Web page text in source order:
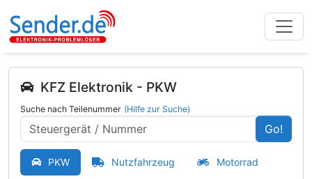
KFZ Elektronik - PKW
Suche nach Teilenummer (Hilfe zur Suche)
Go!
PKW Nutzfahrzeug Motorrad